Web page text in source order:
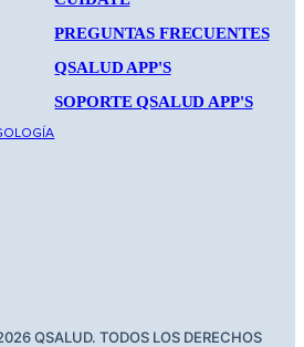
PREGUNTAS FRECUENTES
QSALUD APP'S
SOPORTE QSALUD APP'S
QSALUD. TODOS LOS DERECHOS